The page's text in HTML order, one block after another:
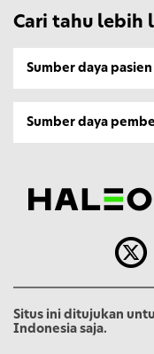
Cari tahu lebih
Sumber daya pasien
Sumber daya
Situs ini ditujukan
Indonesia saja.